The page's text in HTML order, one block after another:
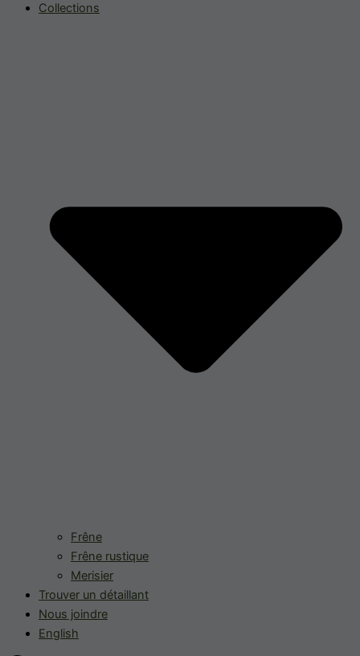
Collections
Frêne
Frêne rustique
Merisier
Trouver un détaillant
Nous joindre
English